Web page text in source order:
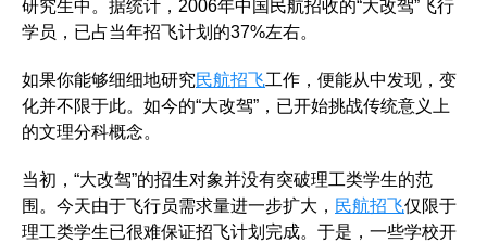
研究生中。据统计，2006年中国民航招收的“大改驾”飞行
学员，已占当年招飞计划的37%左右。
如果你能够细细地研究民航招飞工作，便能从中发现，变
化并不限于此。如今的“大改驾”，已开始挑战传统意义上
的文理分科概念。
当初，“大改驾”的招生对象并没有突破理工类学生的范
围。今天由于飞行员需求量进一步扩大， 民航招飞仅限于
理工类学生已很难保证招飞计划完成。于是，一些学校开